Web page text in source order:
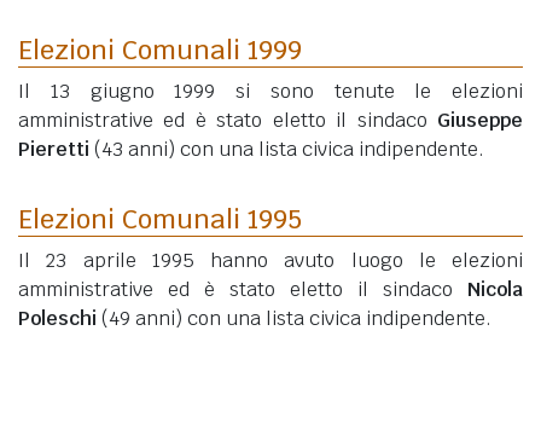
Elezioni Comunali 1999
Il 13 giugno 1999 si sono tenute le elezioni
amministrative ed è stato eletto il sindaco Giuseppe
Pieretti (43 anni) con una lista civica indipendente.
Elezioni Comunali 1995
Il 23 aprile 1995 hanno avuto luogo le elezioni
amministrative ed è stato eletto il sindaco Nicola
Poleschi (49 anni) con una lista civica indipendente.